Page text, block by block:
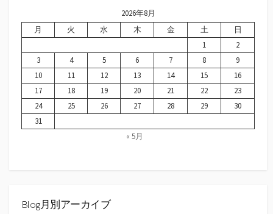
2026年8月
月
火 水 木 金 土
日
1
2
3
4 5 6 7 8
9
10
11 12 13 14 15
16
17
18 19 20 21 22
23
24
25 26 27 28 29
30
31
« 5月
Blog月別アーカイブ